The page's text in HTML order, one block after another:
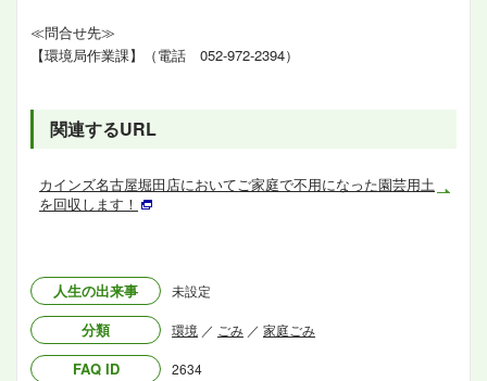
≪問合せ先≫
【環境局作業課】（電話 052-972-2394）
関連するURL
カインズ名古屋堀田店においてご家庭で不用になった園芸用土
を回収します！
人生の出来事 未設定
分類 環境 ／ ごみ ／ 家庭ごみ
FAQ ID 2634